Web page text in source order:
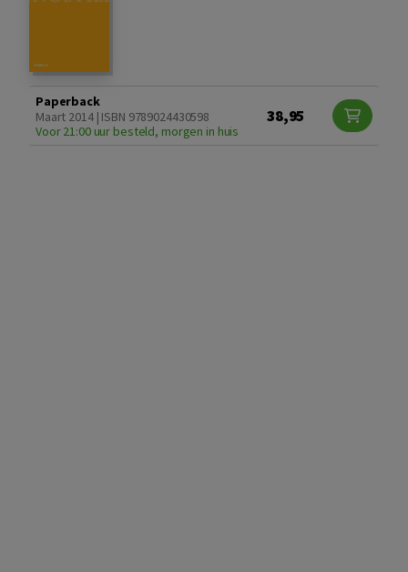
Paperback
Maart 2014 | ISBN 9789024430598
Voor 21:00 uur besteld, morgen in huis
38,95